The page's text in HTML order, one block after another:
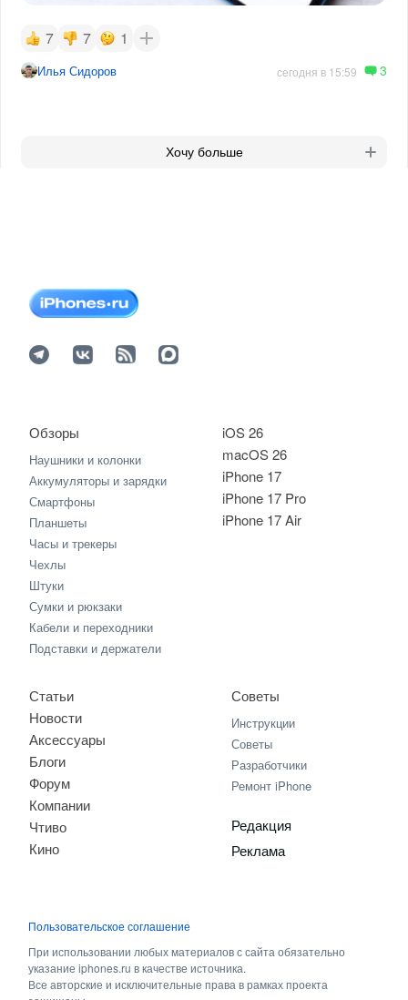
7 7 1
Илья Сидоров сегодня в 15:59 3
Хочу больше
iOS 26
macOS 26
iPhone 17
iPhone 17 Pro
iPhone 17 Air
Обзоры
Наушники и колонки
Аккумуляторы и зарядки
Смартфоны
Планшеты
Часы и трекеры
Чехлы
Штуки
Сумки и рюкзаки
Кабели и переходники
Подставки и держатели
Статьи
Новости
Аксессуары
Блоги
Форум
Компании
Чтиво
Кино
Советы
Инструкции
Советы
Разработчики
Ремонт iPhone
Редакция
Реклама
Пользовательское соглашение
При использовании любых материалов с сайта обязательно
указание iphones.ru в качестве источника.
Все авторские и исключительные права в рамках проекта